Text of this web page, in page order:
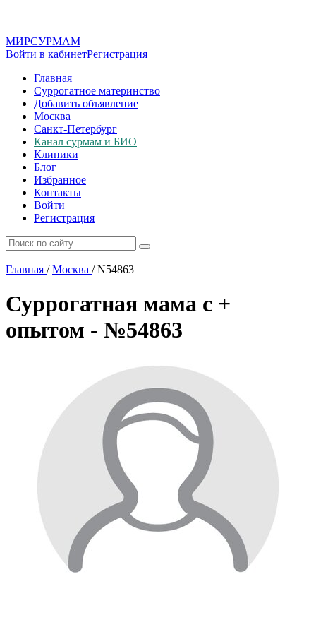
МИРСУРМАМ
Войти в кабинетРегистрация
Главная
Суррогатное материнство
Добавить объявление
Москва
Санкт-Петербург
Канал сурмам и БИО
Клиники
Блог
Избранное
Контакты
Войти
Регистрация
Главная / Москва /N54863
Суррогатная мама с +
опытом - №54863